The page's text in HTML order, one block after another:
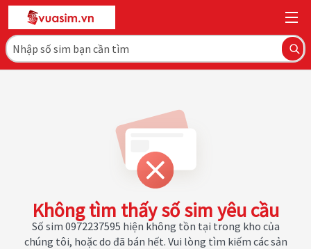
Không tìm thấy số sim yêu cầu
Số sim 0972237595 hiện không tồn tại trong kho của
chúng tôi, hoặc do đã bán hết. Vui lòng tìm kiếm các sản